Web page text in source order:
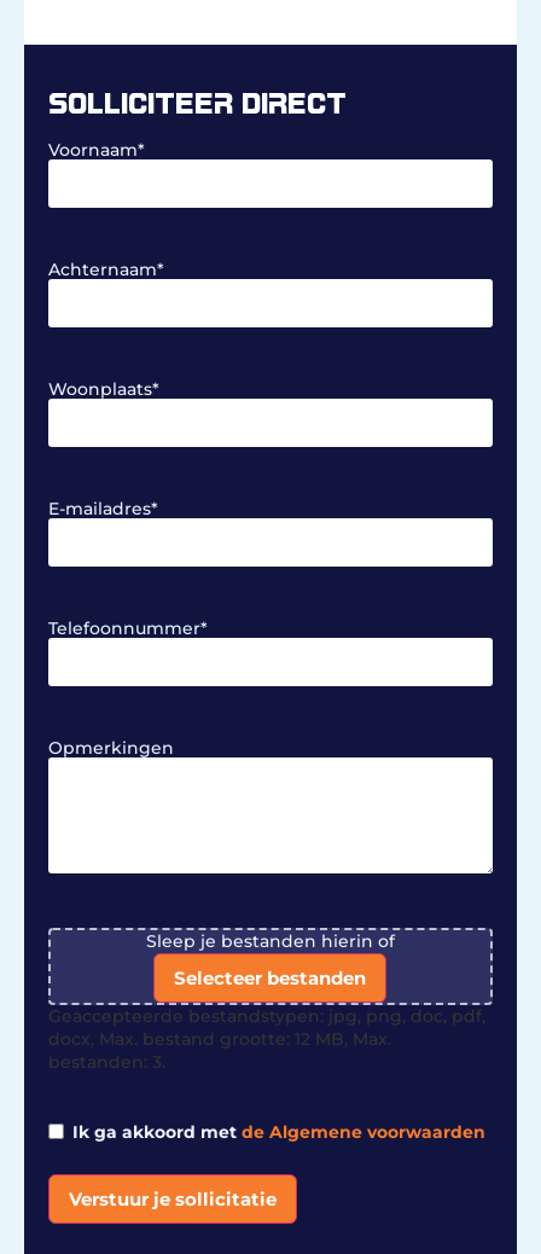
SOLLICITEER DIRECT
Voornaam*
Achternaam*
Woonplaats*
E-mailadres*
Telefoonnummer*
Opmerkingen
File Sleep je bestanden hierin of
Selecteer bestanden
Geaccepteerde bestandstypen: jpg, png, doc, pdf,
docx, Max. bestand grootte: 12 MB, Max.
bestanden: 3.
Ik ga akkoord met de Algemene voorwaarden
Verstuur je sollicitatie